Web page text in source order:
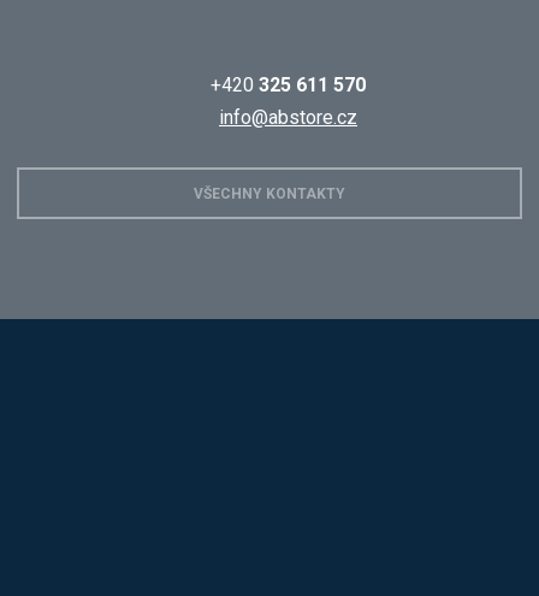
+420 325 611 570
info@abstore.cz
VŠECHNY KONTAKTY